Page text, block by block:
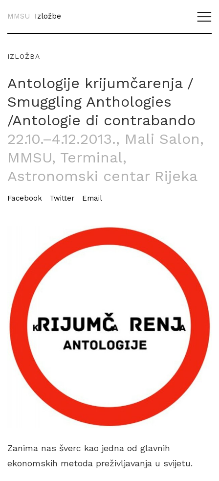
MMSU Izložbe
IZLOŽBA
Antologije krijumčarenja /
Smuggling Anthologies
/Antologie di contrabando
22.10.–4.12.2013., Mali Salon,
MMSU, Terminal,
Astronomski centar Rijeka
Facebook Twitter Email
Zanima nas šverc kao jedna od glavnih
ekonomskih metoda preživljavanja u svijetu.